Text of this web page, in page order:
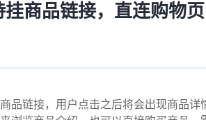
商品链接，直连购物页
品链接，用户点击之后将会出现商品详